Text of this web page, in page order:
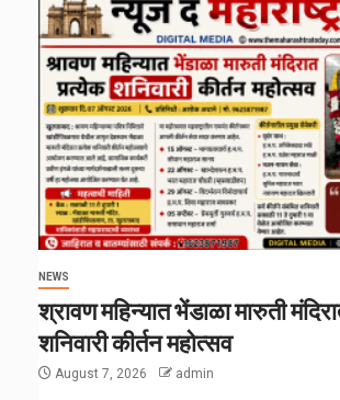
NEWS
श्रावण महिन्यात भेंडाळा मारुती
शनिवारी कीर्तन महोत्सव
August 7, 2026 admin